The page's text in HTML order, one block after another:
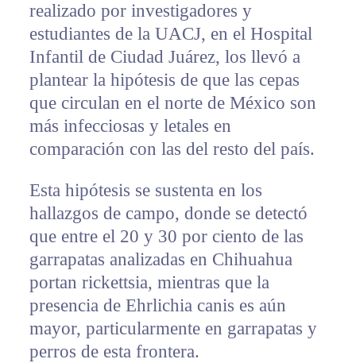
realizado por investigadores y
estudiantes de la UACJ, en el Hospital
Infantil de Ciudad Juárez, los llevó a
plantear la hipótesis de que las cepas
que circulan en el norte de México son
más infecciosas y letales en
comparación con las del resto del país.
Esta hipótesis se sustenta en los
hallazgos de campo, donde se detectó
que entre el 20 y 30 por ciento de las
garrapatas analizadas en Chihuahua
portan rickettsia, mientras que la
presencia de Ehrlichia canis es aún
mayor, particularmente en garrapatas y
perros de esta frontera.